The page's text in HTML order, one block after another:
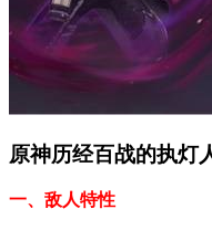
原神历经百战的执灯
一、敌人特性